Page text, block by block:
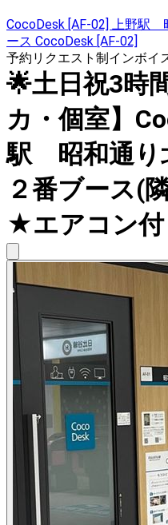
CocoDesk [AF-02] 上野駅
ース CocoDesk [AF-02]
予約リクエスト制インボイ
🌟土日祝3時
カ・個室】
駅 昭和通り
２番ブース(
★エアコン付